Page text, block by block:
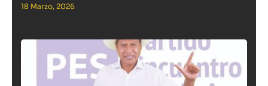
18 Marzo, 2026